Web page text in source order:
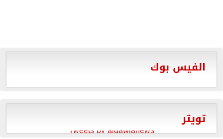
الفيس بوك
تويتر
Tweets by aldawlanews